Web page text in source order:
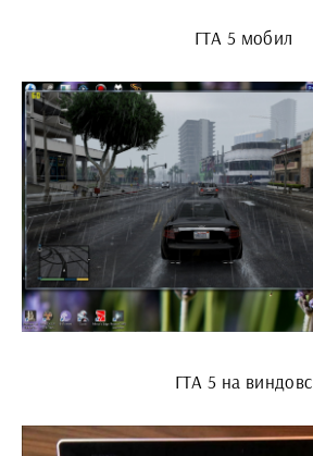
ГТА 5 мобил
ГТА 5 на виндовс